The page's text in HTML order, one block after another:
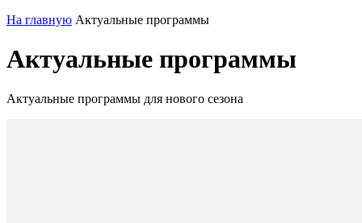
На главную Актуальные программы
Актуальные программы
Актуальные программы для нового сезона